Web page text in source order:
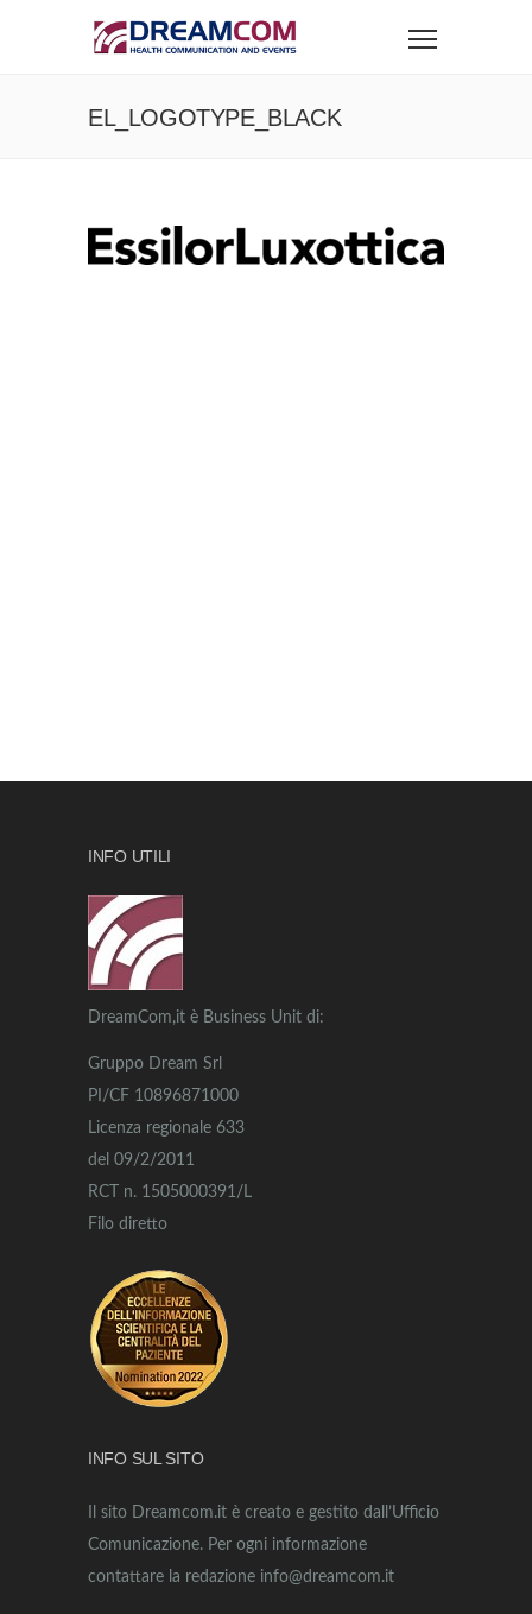
EL_LOGOTYPE_BLACK
INFO UTILI
DreamCom,it è Business Unit di:
Gruppo Dream Srl
PI/CF 10896871000
Licenza regionale 633
del 09/2/2011
RCT n. 1505000391/L
Filo diretto
INFO SUL SITO
Il sito Dreamcom.it è creato e gestito dall’Ufficio
Comunicazione. Per ogni informazione
contattare la redazione info@dreamcom.it